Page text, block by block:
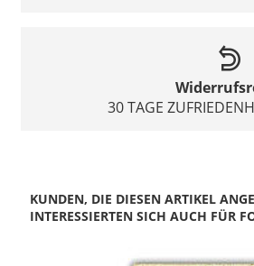
30 TAGE
KUNDEN, DIE DIESEN ARTIKEL
INTERESSIERTEN SICH AUCH FÜR